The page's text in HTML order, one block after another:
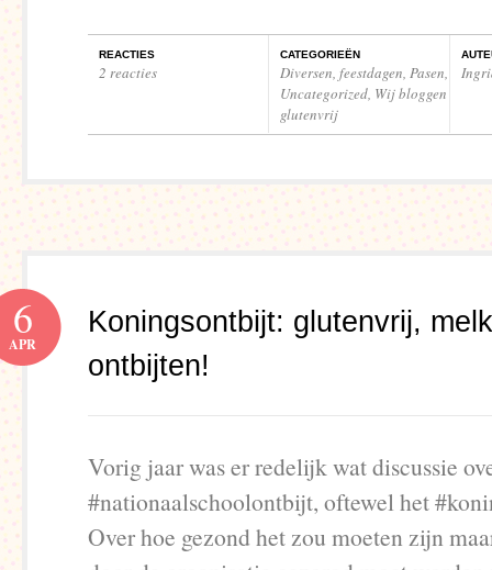
REACTIES
2 reacties
CATEGORIEËN
Diversen, feestdagen, Pasen,
Uncategorized, Wij bloggen
glutenvrij
Koningsontbijt: glutenvrij,
ontbijten!
6
APR
Vorig jaar was er redelijk wat discussie
#nationaalschoolontbijt, oftewel het
Over hoe gezond het zou moeten zijn